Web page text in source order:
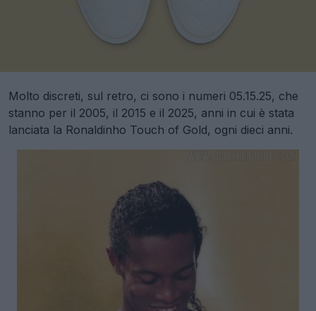
Molto discreti, sul retro, ci sono i numeri 05.15.25, che
stanno per il 2005, il 2015 e il 2025, anni in cui è stata
lanciata la Ronaldinho Touch of Gold, ogni dieci anni.